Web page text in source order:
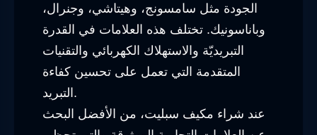
الجودة مثل سامسونج، وهيتاشي، وجنرال،
وباناسونيك. تختلف هذه العلامات في القدرة
التبريديّة والاستهلاك الكهربائي والتقنيات
المتقدمة التي تعمل على تحسين كفاءة
التبريد.
عند شراء مكيف سبليت، من الأفضل البحث